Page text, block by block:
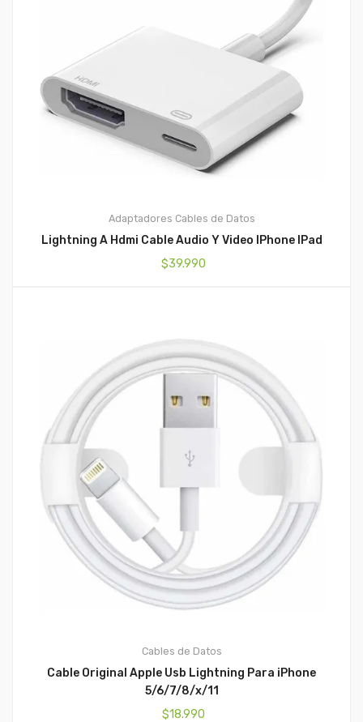
Adaptadores Cables de Datos
Lightning A Hdmi Cable Audio Y Video IPhone IPad
$39.990
Cables de Datos
Cable Original Apple Usb Lightning Para iPhone
5/6/7/8/x/11
$18.990